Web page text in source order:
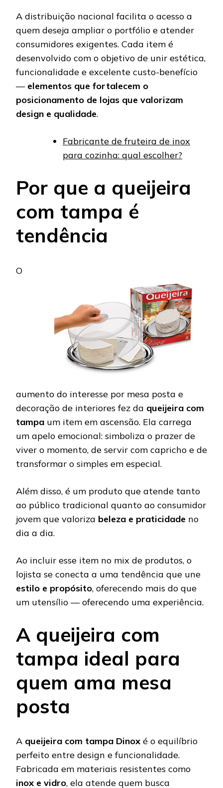
A distribuição nacional facilita o acesso a
quem deseja ampliar o portfólio e atender
consumidores exigentes. Cada item é
desenvolvido com o objetivo de unir estética,
funcionalidade e excelente custo-benefício
— elementos que fortalecem o
posicionamento de lojas que valorizam
design e qualidade.
Fabricante de fruteira de inox
para cozinha: qual escolher?
Por que a queijeira
com tampa é
tendência
O
aumento do interesse por mesa posta e
decoração de interiores fez da queijeira com
tampa um item em ascensão. Ela carrega
um apelo emocional: simboliza o prazer de
viver o momento, de servir com capricho e de
transformar o simples em especial.
Além disso, é um produto que atende tanto
ao público tradicional quanto ao consumidor
jovem que valoriza beleza e praticidade no
dia a dia.
Ao incluir esse item no mix de produtos, o
lojista se conecta a uma tendência que une
estilo e propósito, oferecendo mais do que
um utensílio — oferecendo uma experiência.
A queijeira com
tampa ideal para
quem ama mesa
posta
A queijeira com tampa Dinox é o equilíbrio
perfeito entre design e funcionalidade.
Fabricada em materiais resistentes como
inox e vidro, ela atende quem busca